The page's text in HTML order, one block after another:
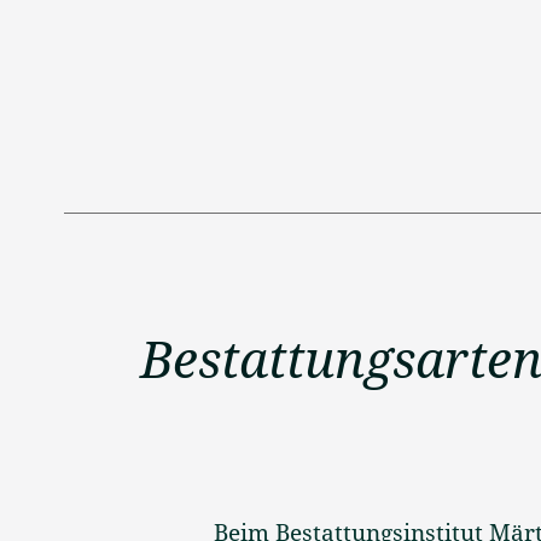
Beim Bestattungsinstitut